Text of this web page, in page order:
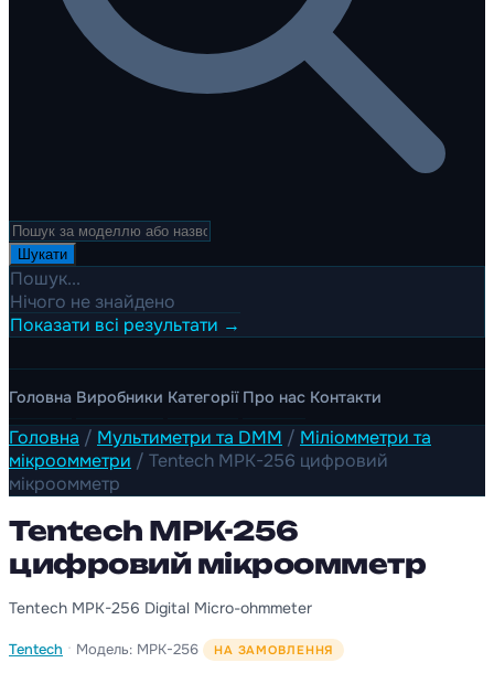
Шукати
Пошук...
Нічого не знайдено
Показати всі результати →
Головна Виробники Категорії Про нас Контакти
Головна / Мультиметри та DMM / Міліомметри та
мікроомметри / Tentech MPK-256 цифровий
мікроомметр
Tentech MPK-256
цифровий мікроомметр
Tentech MPK-256 Digital Micro-ohmmeter
Tentech · Модель: MPK-256 НА ЗАМОВЛЕННЯ